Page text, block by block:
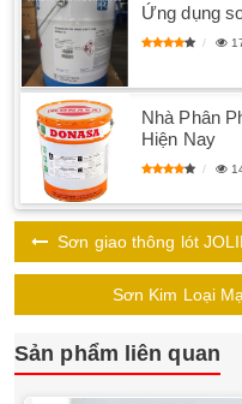
Ứng dụng
Nhà Phân
Hiện Nay
Sơn giao thông lót
Sơn Kim Loại
Sản phẩm liên quan